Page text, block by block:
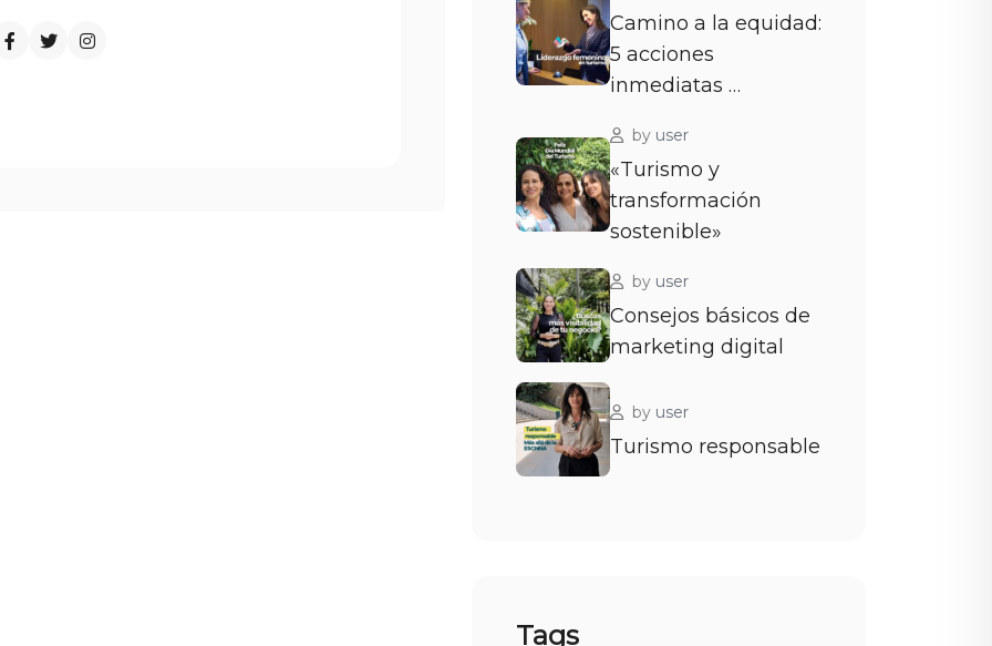
Camino a la equidad:
5 acciones
inmediatas …
by user
«Turismo y
transformación
sostenible»
by user
Consejos básicos de
marketing digital
by user
Turismo responsable
Tags